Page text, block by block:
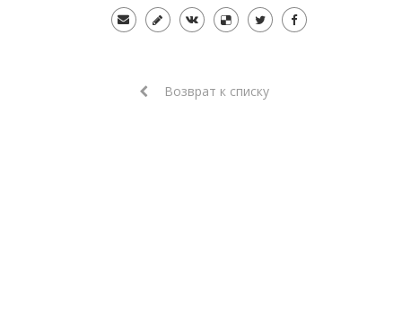
Возврат к списку